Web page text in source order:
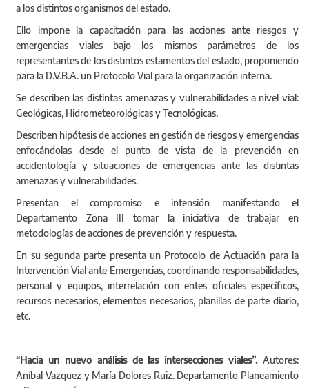
Ello impone la capacitación para las acciones ante riesgos y
emergencias viales bajo los mismos parámetros de los
representantes de los distintos estamentos del estado, proponiendo
para la D.V.B.A. un Protocolo Vial para la organización interna.
Se describen las distintas amenazas y vulnerabilidades a nivel vial:
Geológicas, Hidrometeorológicas y Tecnológicas.
Describen hipótesis de acciones en gestión de riesgos y emergencias
enfocándolas desde el punto de vista de la prevención en
accidentología y situaciones de emergencias ante las distintas
amenazas y vulnerabilidades.
Presentan el compromiso e intensión manifestando el
Departamento Zona III tomar la iniciativa de trabajar en
metodologías de acciones de prevención y respuesta.
En su segunda parte presenta un Protocolo de Actuación para la
Intervención Vial ante Emergencias, coordinando responsabilidades,
personal y equipos, interrelación con entes oficiales específicos,
recursos necesarios, elementos necesarios, planillas de parte diario,
etc.
Aníbal Vazquez y María Dolores Ruiz. Departamento Planeamiento
y Programación.